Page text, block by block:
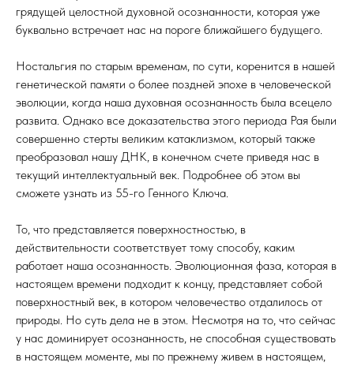
грядущей целостной духовной осознанности, которая уже
буквально встречает нас на пороге ближайшего будущего.
Ностальгия по старым временам, по сути, коренится в нашей
генетической памяти о более поздней эпохе в человеческой
эволюции, когда наша духовная осознанность была всецело
развита. Однако все доказательства этого периода Рая были
совершенно стерты великим катаклизмом, который также
преобразовал нашу ДНК, в конечном счете приведя нас в
текущий интеллектуальный век. Подробнее об этом вы
сможете узнать из 55-го Генного Ключа.
То, что представляется поверхностностью, в
действительности соответствует тому способу, каким
работает наша осознанность. Эволюционная фаза, которая в
настоящем времени подходит к концу, представляет собой
поверхностный век, в котором человечество отдалилось от
природы. Но суть дела не в этом. Несмотря на то, что сейчас
у нас доминирует осознанность, не способная существовать
в настоящем моменте, мы по прежнему живем в настоящем,